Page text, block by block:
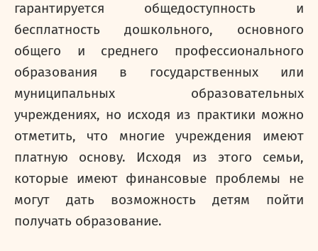
гарантируется общедоступность и
бесплатность дошкольного, основного
общего и среднего профессионального
образования в государственных или
муниципальных образовательных
учреждениях, но исходя из практики можно
отметить, что многие учреждения имеют
платную основу. Исходя из этого семьи,
которые имеют финансовые проблемы не
могут дать возможность детям пойти
получать образование.